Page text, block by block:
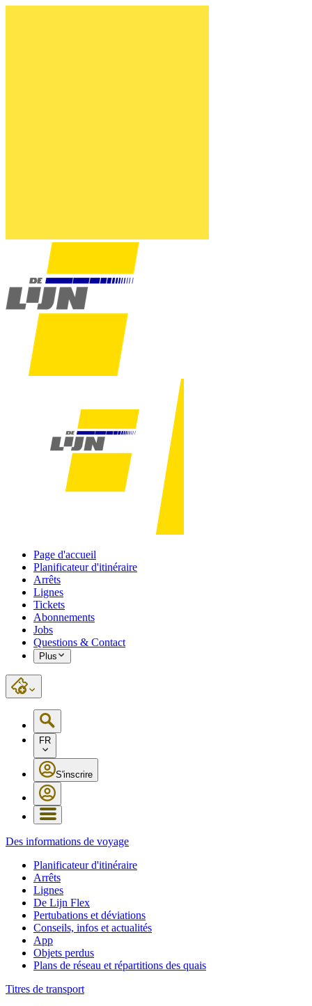
Page d'accueil
Planificateur d'itinéraire
Arrêts
Lignes
Tickets
Abonnements
Jobs
Questions & Contact
Plus
FR
S'inscrire
Des informations de voyage
Planificateur d'itinéraire
Arrêts
Lignes
De Lijn Flex
Pertubations et déviations
Conseils, infos et actualités
App
Objets perdus
Plans de réseau et répartitions des quais
Titres de transport